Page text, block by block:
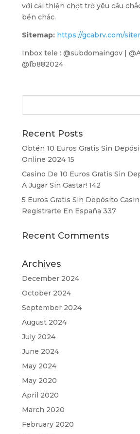
với cải thiện chợt trở yêu cầu
bền chắc.
Sitemap: https://gcabrv.com/
Inbox tele : @subdomaingov |
@fb882024
Recent Posts
Obtén 10 Euros Gratis Sin
Online 2024 15
Casino De 10 Euros Gratis Sin
A Jugar Sin Gastar! 142
5 Euros Gratis Sin Depósito
Registrarte En España 337
Recent Comments
Archives
December 2024
October 2024
September 2024
August 2024
July 2024
June 2024
May 2024
May 2020
April 2020
March 2020
February 2020